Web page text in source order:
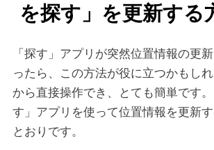
を探す」を更新する
「探す」アプリが突然位置情報の更
ったら、この方法が役に立つかもし
から直接操作でき、とても簡単です
す」アプリを使って位置情報を更新
とおりです。